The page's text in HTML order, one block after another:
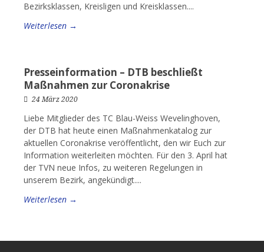
Bezirksklassen, Kreisligen und Kreisklassen....
Weiterlesen →
Presseinformation – DTB beschließt
Maßnahmen zur Coronakrise
24 März 2020
Liebe Mitglieder des TC Blau-Weiss Wevelinghoven,
der DTB hat heute einen Maßnahmenkatalog zur
aktuellen Coronakrise veröffentlicht, den wir Euch zur
Information weiterleiten möchten. Für den 3. April hat
der TVN neue Infos, zu weiteren Regelungen in
unserem Bezirk, angekündigt....
Weiterlesen →